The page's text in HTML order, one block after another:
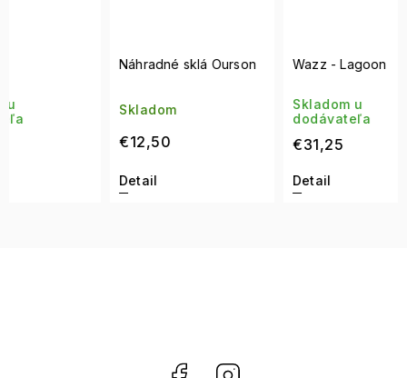
Náhradné sklá Ourson Wazz - Lagoon
Facebook